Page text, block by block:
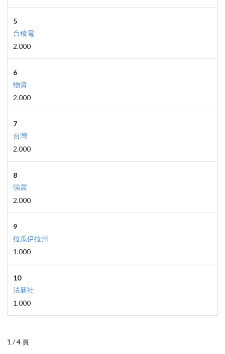
5
台積電
2.000
6
物資
2.000
7
台灣
2.000
8
強震
2.000
9
拉瓜伊拉州
1.000
10
法新社
1.000
1 / 4 頁